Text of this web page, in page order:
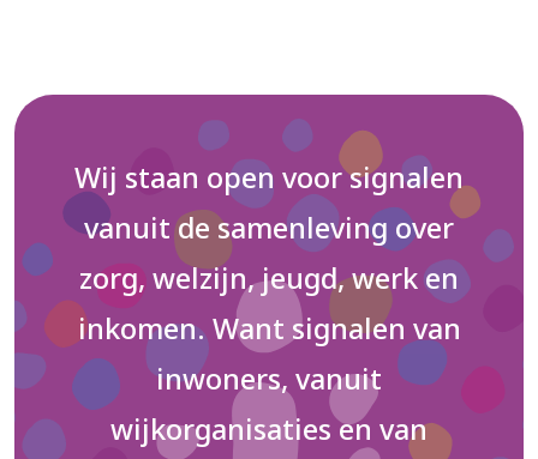
Wij staan open voor signalen
vanuit de samenleving over
zorg, welzijn, jeugd, werk en
inkomen. Want signalen van
inwoners, vanuit
wijkorganisaties en van